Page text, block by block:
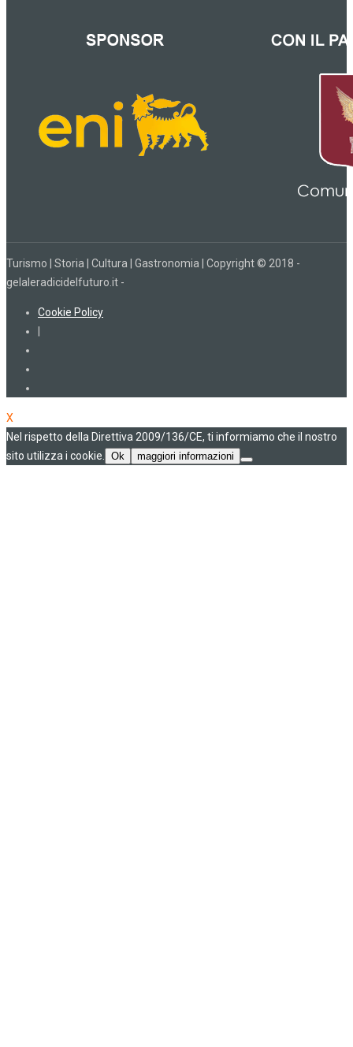
Turismo | Storia | Cultura | Gastronomia | Copyright © 2018 -
gelaleradicidelfuturo.it -
Cookie Policy
X
Nel rispetto della Direttiva 2009/136/CE, ti informiamo che il nostro
sito utilizza i cookie.
Ok maggiori informazioni